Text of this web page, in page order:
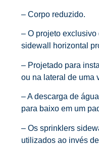
– Corpo reduzido.
– O projeto
sidewall horizontal
– Projetado para
ou na lateral de uma
– A descarga de
para baixo em um
– Os sprinklers
utilizados ao invés